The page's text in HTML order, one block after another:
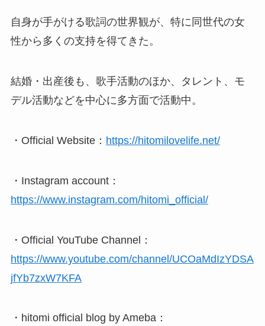
自身が手がける歌詞の世界観が、特に同世代の女
性から多くの支持を得てきた。
結婚・出産後も、歌手活動のほか、タレント、モ
デル活動などを中心に多方面で活動中。
・Official Website： https://hitomilovelife.net/
・Instagram account：
https://www.instagram.com/hitomi_official/
・Official YouTube Channel：
https://www.youtube.com/channel/UCOaMdIzYDSA
jfYb7zxW7KFA
・hitomi official blog by Ameba：